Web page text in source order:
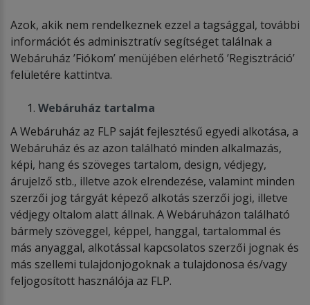
Azok, akik nem rendelkeznek ezzel a tagsággal, további
információt és adminisztratív segítséget találnak a
Webáruház ’Fiókom’ menüjében elérhető ’Regisztráció’
felületére kattintva.
Webáruház tartalma
A Webáruház az FLP saját fejlesztésű egyedi alkotása, a
Webáruház és az azon található minden alkalmazás,
képi, hang és szöveges tartalom, design, védjegy,
árujelző stb., illetve azok elrendezése, valamint minden
szerzői jog tárgyát képező alkotás szerzői jogi, illetve
védjegy oltalom alatt állnak. A Webáruházon található
bármely szöveggel, képpel, hanggal, tartalommal és
más anyaggal, alkotással kapcsolatos szerzői jognak és
más szellemi tulajdonjogoknak a tulajdonosa és/vagy
feljogosított használója az FLP.